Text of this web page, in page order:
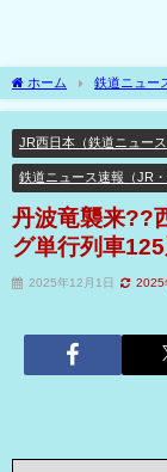
ホーム 鉄道ニュー
速報 西日本）
丹波
JR西日本（鉄道ニュー
鉄道ニュース速報（JR・
丹波竜襲来??
グ単行列車
2025年12月1日 2025